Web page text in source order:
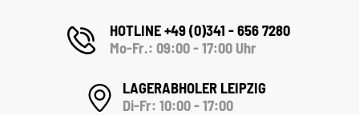
HOTLINE +49 (0)341 - 656 7280
Mo-Fr.: 09:00 - 17:00 Uhr
LAGERABHOLER LEIPZIG
Di-Fr: 10:00 - 17:00